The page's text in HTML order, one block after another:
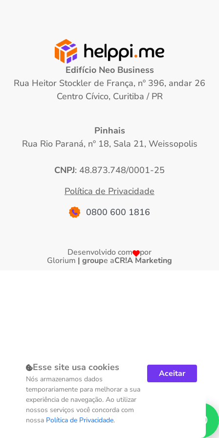
Edifício Neo Business
Rua Heitor Stockler de França, nº 396, andar 26
Centro Cívico, Curitiba / PR
Pinhais
Rua Rio Paraná, nº 18, Sala 21, Weissopolis
CNPJ: 48.873.748/0001-25
Política de Privacidade
0800 600 1816
Desenvolvido com por
Glorium | groupe aCR!A Marketing
Esse site usa cookies
Nós armazenamos dados
temporariamente para melhorar a sua
experiência de navegação. Ao utilizar
nossos serviços você concorda com
nossa Política de Privacidade.
Aceitar